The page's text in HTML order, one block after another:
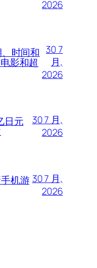
2026
时间和
影和超
30 7
月,
2026
日元
30 7 月,
2026
机游 30 7 月,
2026